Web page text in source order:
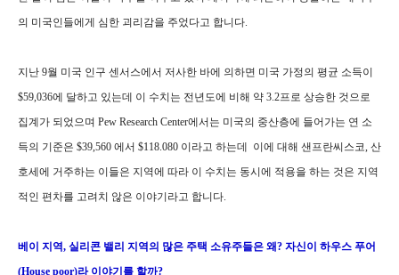
의 미국인들에게 심한 괴리감을 주었다고 합니다.
지난 9월 미국 인구 센서스에서 저사한 바에 의하면 미국 가정의 평균 소득이
$59,036에 달하고 있는데 이 수치는 전년도에 비해 약 3.2프로 상승한 것으로
집계가 되었으며 Pew Research Center에서는 미국의 중산층에 들어가는 연 소
득의 기준은 $39,560 에서 $118.080 이라고 하는데 이에 대해 샌프란씨스코, 산
호세에 거주하는 이들은 지역에 따라 이 수치는 동시에 적용을 하는 것은 지역
적인 편차를 고려치 않은 이야기라고 합니다.
베이 지역, 실리콘 밸리 지역의 많은 주택 소유주들은 왜? 자신이 하우스 푸어
(House poor)라 이야기를 할까?